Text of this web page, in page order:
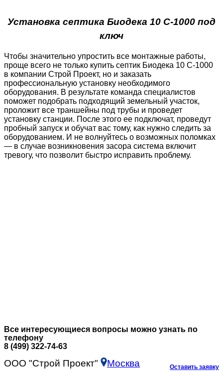
Установка септика Биодека 10 C-1000 под
ключ
Чтобы значительно упростить все монтажные работы,
проще всего не только купить септик Биодека 10 C-1000
в компании Строй Проект, но и заказать
профессиональную установку необходимого
оборудования. В результате команда специалистов
поможет подобрать подходящий земельный участок,
проложит все траншейны под трубы и проведет
установку станции. После этого ее подключат, проведут
пробный запуск и обучат вас тому, как нужно следить за
оборудованием. И не волнуйтесь о возможных поломках
— в случае возникновения засора система включит
тревогу, что позволит быстро исправить проблему.
Все интересующиеся вопросы можно узнать по
телефону
8 (499) 322-74-63
Оставить заявку
ООО "Строй Проект" Москва